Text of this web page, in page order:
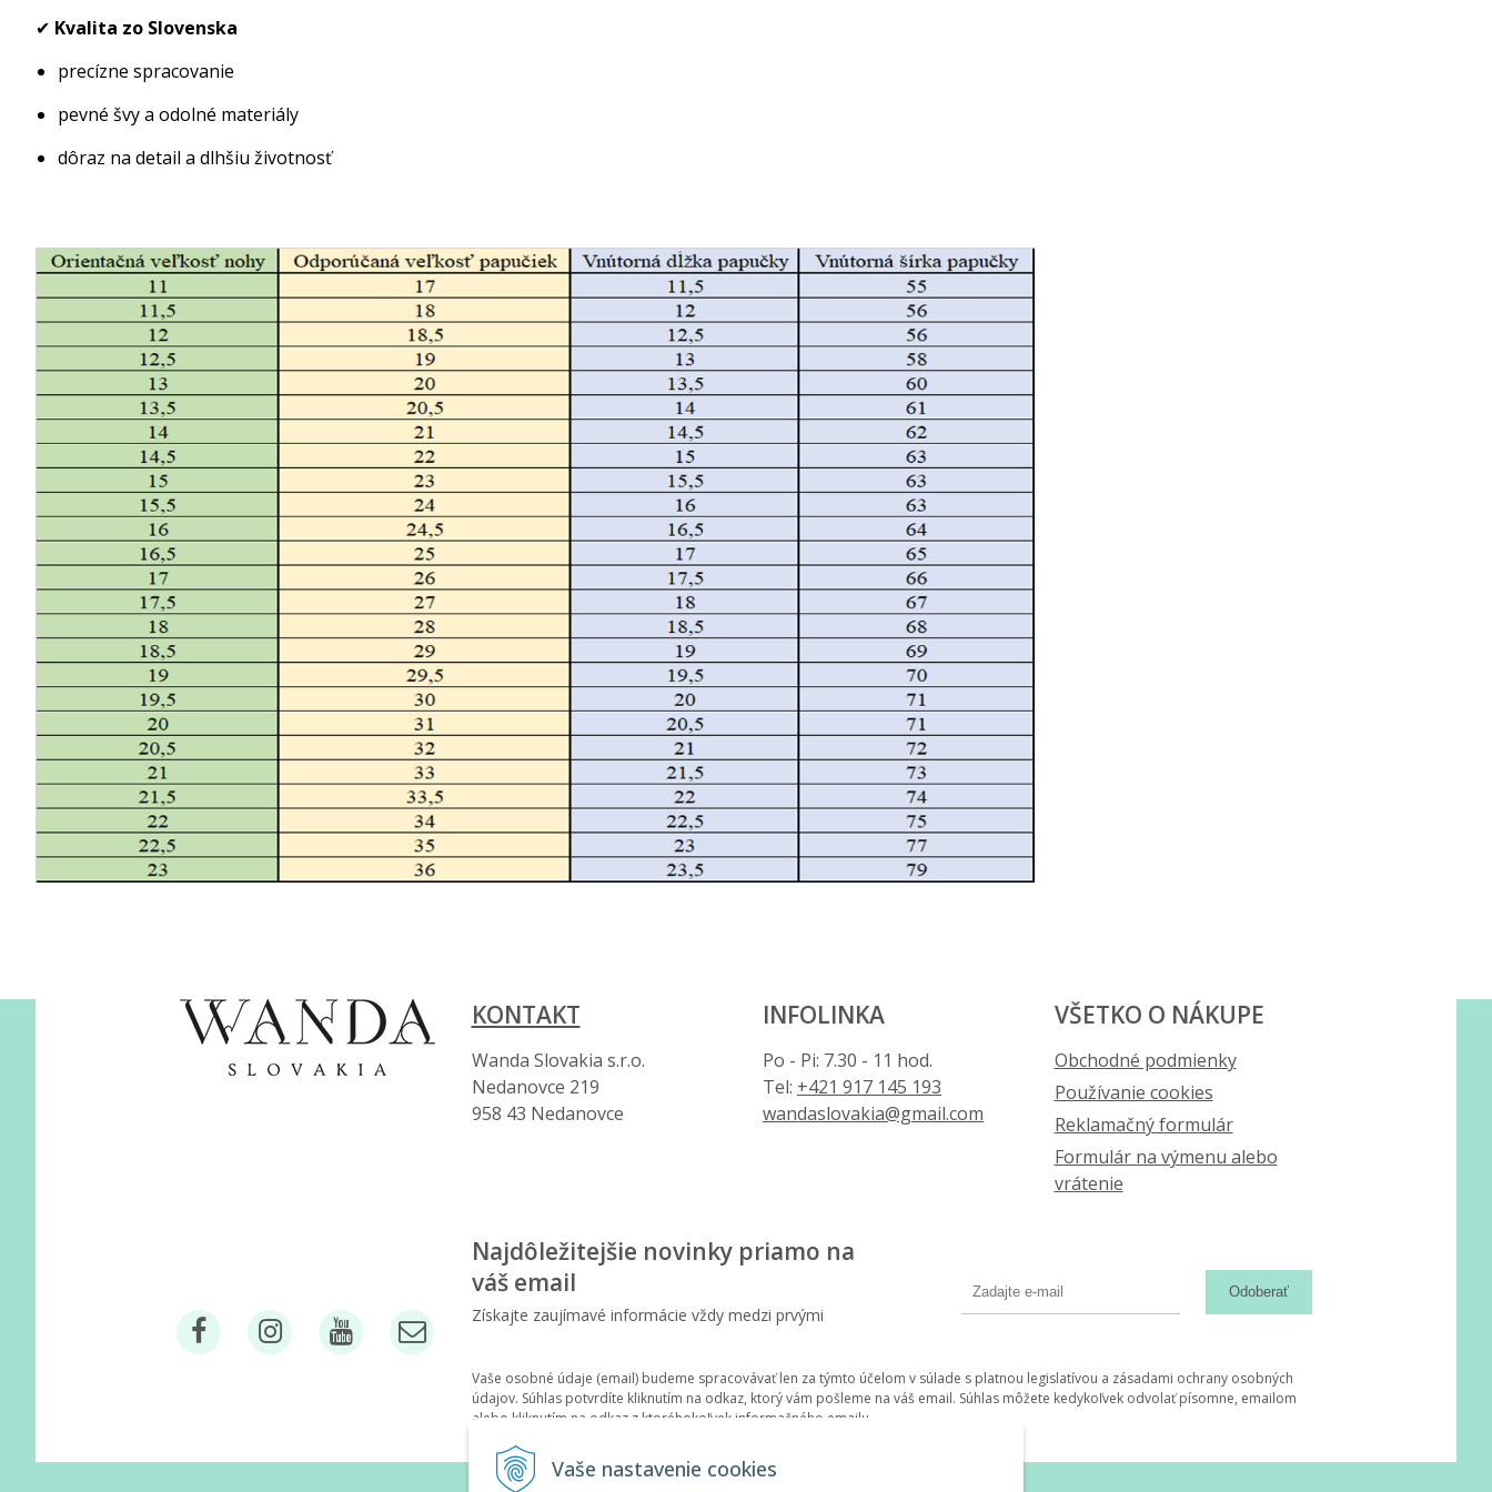
Vaše nastavenie cookies
✔ Kvalita zo Slovenska
precízne spracovanie
pevné švy a odolné materiály
dôraz na detail a dlhšiu životnosť
KONTAKT
Wanda Slovakia s.r.o.
Nedanovce 219
958 43 Nedanovce
INFOLINKA
Po - Pi: 7.30 - 11 hod.
Tel: +421 917 145 193
wandaslovakia@gmail.com
VŠETKO O NÁKUPE
Obchodné podmienky
Používanie cookies
Reklamačný formulár
Formulár na výmenu alebo
vrátenie
Najdôležitejšie novinky priamo na
váš email
Získajte zaujímavé informácie vždy medzi prvými
Odoberať
Vaše osobné údaje (email) budeme spracovávať len za týmto účelom v súlade s platnou legislatívou a zásadami ochrany osobných
údajov. Súhlas potvrdíte kliknutím na odkaz, ktorý vám pošleme na váš email. Súhlas môžete kedykoľvek odvolať písomne, emailom
alebo kliknutím na odkaz z ktoréhokoľvek informačného emailu.